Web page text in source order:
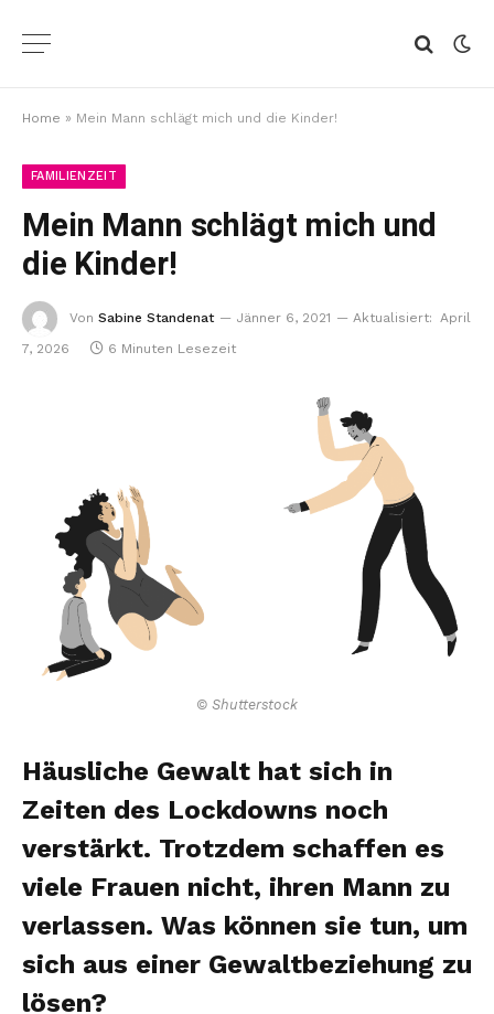
Home » Mein Mann schlägt mich und die Kinder!
FAMILIENZEIT
Mein Mann schlägt mich und
die Kinder!
Von Sabine Standenat Jänner 6, 2021 Aktualisiert: April
7, 2026
6 Minuten Lesezeit
© Shutterstock
Häusliche Gewalt hat sich in
Zeiten des Lockdowns noch
verstärkt. Trotzdem schaffen es
viele Frauen nicht, ihren Mann zu
verlassen. Was können sie tun, um
sich aus einer Gewaltbeziehung zu
lösen?